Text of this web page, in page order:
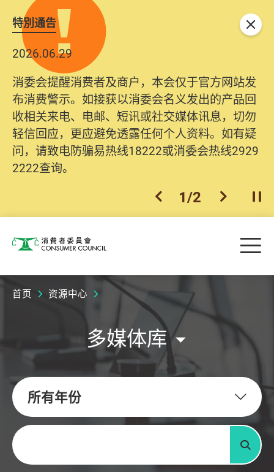
特別通告
2026.06.29
消委会提醒消费者及商户，本会仅于官方网站发
布消费警示。如接获以消委会名义发出的产品回
收相关来电、电邮、短讯或社交媒体讯息，切勿
轻信回应，更应避免透露任何个人资料。如有疑
问，请致电防骗易热线18222或消委会热线2929
2222查询。
上一个
1/2 下一个开
关闭
消费者委员会 目
首页 资源中心
多媒体库
所有年份
关键字
搜寻